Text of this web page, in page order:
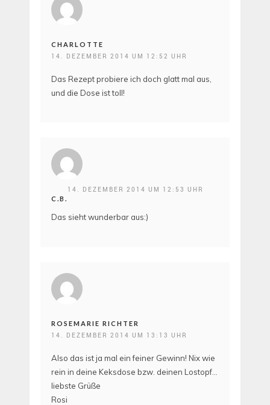
CHARLOTTE
14. DEZEMBER 2014 UM 12:52 UHR
Das Rezept probiere ich doch glatt mal aus,
und die Dose ist toll!
C.B.
14. DEZEMBER 2014 UM 12:53 UHR
Das sieht wunderbar aus:)
ROSEMARIE RICHTER
14. DEZEMBER 2014 UM 13:13 UHR
Also das ist ja mal ein feiner Gewinn! Nix wie
rein in deine Keksdose bzw. deinen Lostopf…
liebste Grüße
Rosi